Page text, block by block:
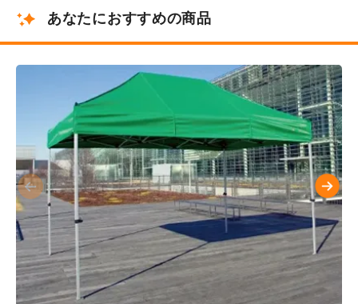
あなたにおすすめの商品